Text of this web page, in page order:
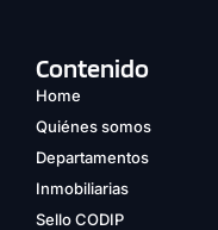
Contenido
Home
Quiénes somos
Departamentos
Inmobiliarias
Sello CODIP